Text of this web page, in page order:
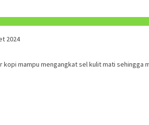
2024
kopi mampu mengangkat sel kulit mati